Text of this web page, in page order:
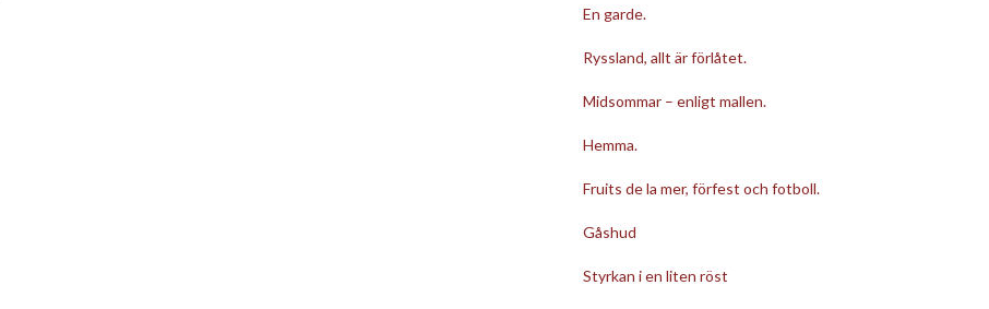
En garde.
Ryssland, allt är förlåtet.
Midsommar – enligt mallen.
Hemma.
Fruits de la mer, förfest och fotboll.
Gåshud
Styrkan i en liten röst